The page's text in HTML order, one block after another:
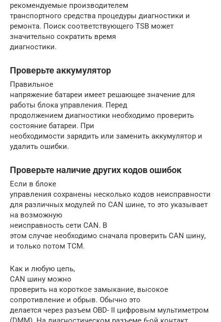
рекомендуемые производителем
транспортного средства процедуры диагностики и
ремонта. Поиск соответствующего TSB может
значительно сократить время
диагностики.
Проверьте аккумулятор
Правильное
напряжение батареи имеет решающее значение для
работы блока управления. Перед
продолжением диагностики необходимо проверить
состояние батареи. При
необходимости зарядить или заменить аккумулятор и
удалить ошибки.
Проверьте наличие других кодов ошибок
Если в блоке
управления сохранены несколько кодов неисправности
для различных модулей по CAN шине, то это указывает
на возможную
неисправность сети CAN. В
этом случае необходимо сначала проверить CAN шину,
и только потом TCM.
Как и любую цепь,
CAN шину можно
проверить на короткое замыкание, высокое
сопротивление и обрыв. Обычно это
делается через разъем OBD- II цифровым мультиметром